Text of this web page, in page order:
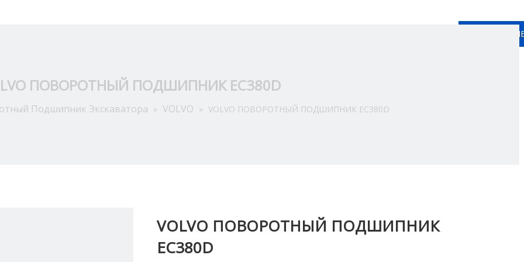
ПОВОРОТНЫЙ ПОДШИПНИК EC380D
Подшипник Экскаватора » VOLVO » VOLVO ПОВОРОТНЫЙ ПОДШИПНИК EC380D
VOLVO ПОВОРОТНЫЙ ПОДШИПНИК
EC380D